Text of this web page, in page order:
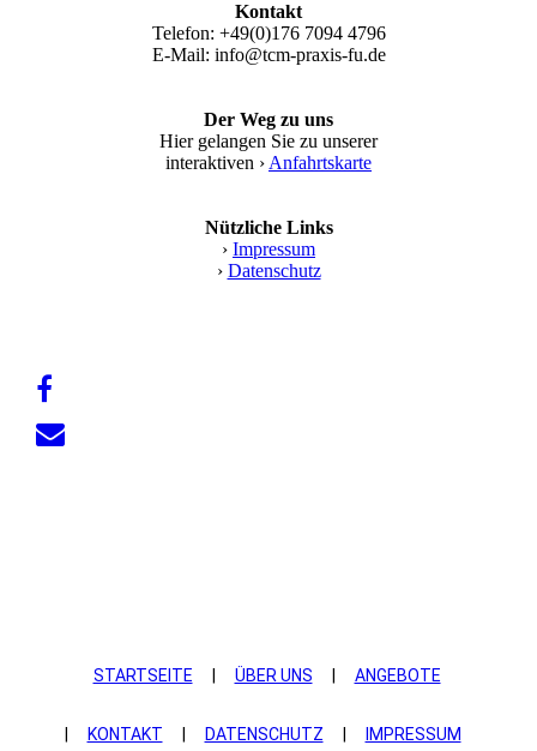
Kontakt
Telefon: +49(0)176 7094 4796
E-Mail: info@tcm-praxis-fu.de
Der Weg zu uns
Hier gelangen Sie zu unserer
interaktiven › Anfahrtskarte
Nützliche Links
› Impressum
› Datenschutz
STARTSEITE ÜBER UNS ANGEBOTE
KONTAKT DATEN­SCHUTZ IMPRESSUM